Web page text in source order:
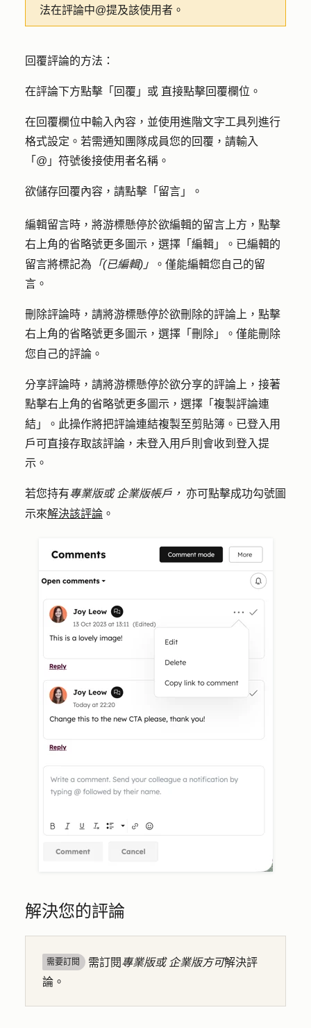
法在評論中@提及該使用者。
回覆評論的方法：
在評論下方點擊「 回覆」或 直接點擊回覆欄位。
在回覆欄位中輸入內容，並使用進階文字工具列進行
格式設定。若需通知團隊成員您的回覆，請輸入
「@」符號後接使用者名稱。
欲儲存回覆內容，請點擊「 留言 」。
編輯留言時，將游標懸停於欲編輯的留言上方 ，點擊
右上角的省略號更多圖示 ，選擇 「編輯」
。已編輯的
留言將標記為 「(已編輯)」
。僅能編輯您自己的留
言。
刪除評論時，請將游標懸停於欲刪除的評論上 ，點擊
右上角的省略號更多圖示 ，選擇 「刪除」
。僅能刪除
您自己的評論。
分享評論時，請將游標懸停於欲分享的評論上 ，接著
點擊右上角的省略號更多圖示 ，選擇 「複製評論連
結」
。此操作將把評論連結複製至剪貼簿。已登入用
戶可直接存取該評論，未登入用戶則會收到登入提
示。
若您持有專業版或 企業版帳戶， 亦可點擊成功勾號圖
示來解決該評論 。
解決您的評論
需要訂閱 需訂閱專業版或 企業版方可解決評
論。